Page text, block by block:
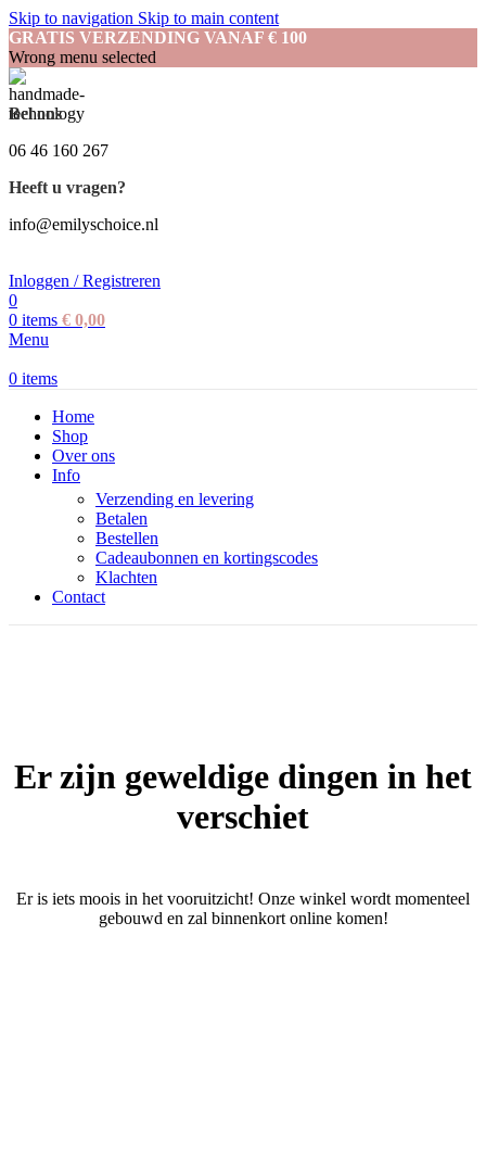
Skip to navigation Skip to main content
GRATIS VERZENDING VANAF € 100
Wrong menu selected
Bel ons
06 46 160 267
Heeft u vragen?
info@emilyschoice.nl
Inloggen / Registreren
0
0 items € 0,00
Menu
0 items
Home
Shop
Over ons
Info
Verzending en levering
Betalen
Bestellen
Cadeaubonnen en kortingscodes
Klachten
Contact
Er zijn geweldige dingen in het
verschiet
Er is iets moois in het vooruitzicht! Onze winkel wordt momenteel
gebouwd en zal binnenkort online komen!